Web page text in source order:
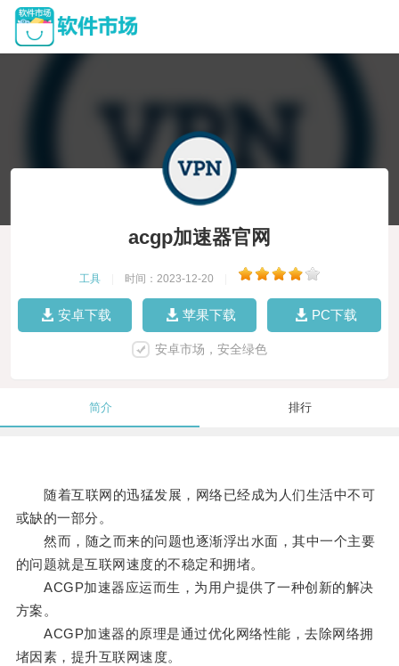
acgp加速器官网
工具 时间：2023-12-20
安卓下载 苹果下载 PC下载
安卓市场，安全绿色
简介 排行
随着互联网的迅猛发展，网络已经成为人们生活中不可
或缺的一部分。
然而，随之而来的问题也逐渐浮出水面，其中一个主要
的问题就是互联网速度的不稳定和拥堵。
ACGP加速器应运而生，为用户提供了一种创新的解决
方案。
ACGP加速器的原理是通过优化网络性能，去除网络拥
堵因素，提升互联网速度。